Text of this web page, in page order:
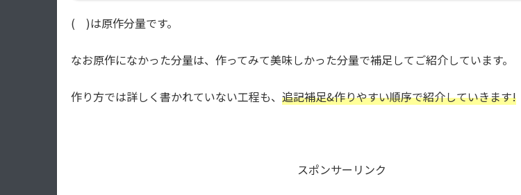
( )は原作分量です。
なお原作になかった分量は、作ってみて美味しかった分量で補足してご紹介しています。
作り方では詳しく書かれていない工程も、 追記補足&作りやすい順序で紹介していきます!
スポンサーリンク